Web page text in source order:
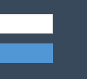
영화를 찍는